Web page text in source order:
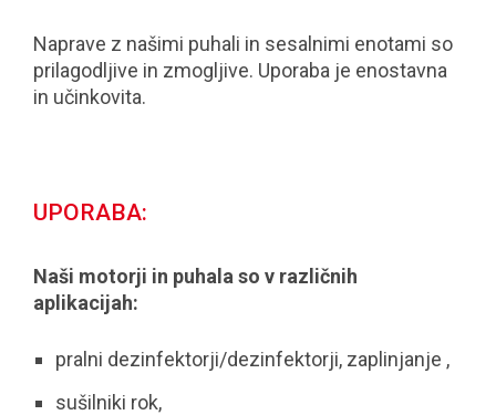
Naprave z našimi puhali in sesalnimi enotami so
prilagodljive in zmogljive. Uporaba je enostavna
in učinkovita.
UPORABA:
Naši motorji in puhala so v različnih
aplikacijah:
pralni dezinfektorji/dezinfektorji, zaplinjanje ,
sušilniki rok,